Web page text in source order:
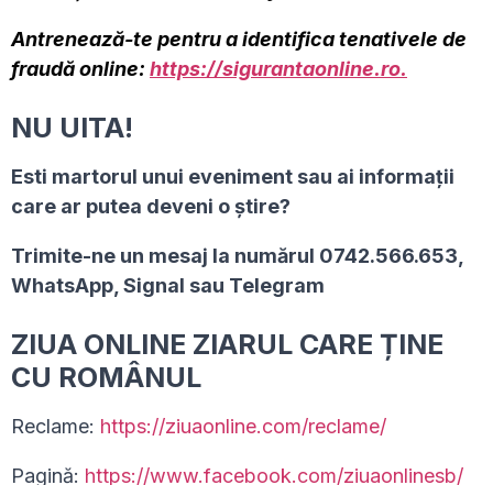
Antrenează-te pentru a identifica tenativele de
fraudă online: https://sigurantaonline.ro.
NU UITA!
Esti martorul unui eveniment sau ai informaţii
care ar putea deveni o ştire?
Trimite-ne un mesaj la numărul 0742.566.653,
WhatsApp, Signal sau Telegram
ZIUA ONLINE ZIARUL CARE ȚINE
CU ROMÂNUL
Reclame: https://ziuaonline.com/reclame/
Pagină: https://www.facebook.com/ziuaonlinesb/